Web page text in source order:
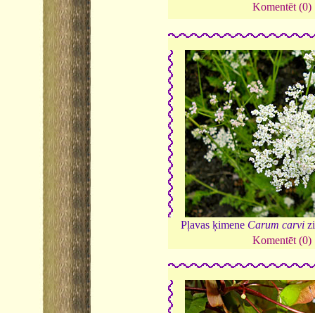
Komentēt (0)
Pļavas ķimene Carum carvi
Komentēt (0)